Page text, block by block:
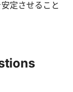
定させること